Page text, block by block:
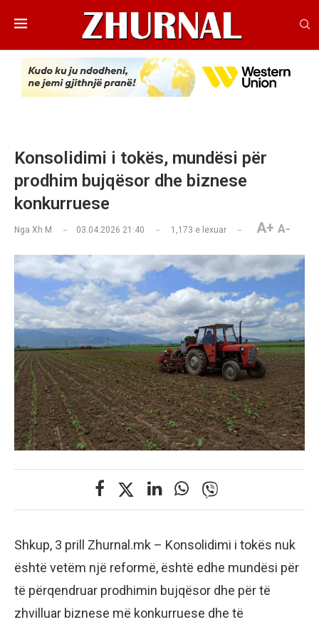
Konsolidimi i tokës, mundësi për
prodhim bujqësor dhe biznese
konkurruese
Nga Xh M 03.04.2026 21:40 1,173 e lexuar A+ A-
Shkup, 3 prill Zhurnal.mk – Konsolidimi i tokës nuk
është vetëm një reformë, është edhe mundësi për
të përqendruar prodhimin bujqësor dhe për të
zhvilluar biznese më konkurruese dhe të